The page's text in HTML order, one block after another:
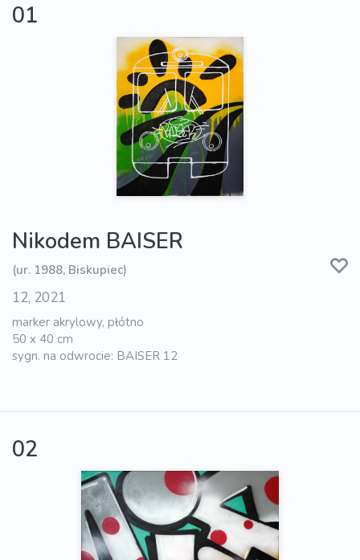
01
Nikodem BAISER
(ur. 1988, Biskupiec)
12, 2021
marker akrylowy, płótno
50 x 40 cm
sygn. na odwrocie: BAISER 12
02